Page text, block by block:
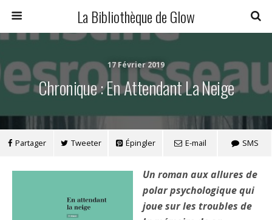
La Bibliothèque de Glow
17 Février 2019
Chronique : En Attendant La Neige
Partager Tweeter Épingler E-mail SMS
Un roman aux allures de
polar psychologique qui
joue sur les troubles de